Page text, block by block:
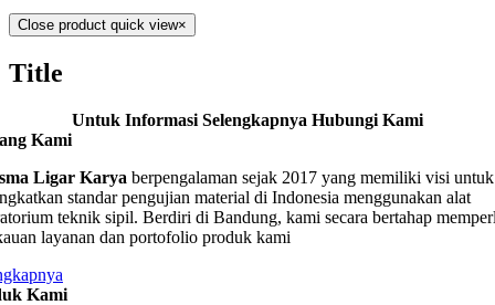
Close product quick view×
Title
Untuk Informasi Selengkapnya Hubungi Kami
Kami
Ligar Karya berpengalaman sejak 2017 yang memiliki visi untuk
standar pengujian material di Indonesia menggunakan alat
teknik sipil. Berdiri di Bandung, kami secara bertahap
layanan dan portofolio produk kami
Kami